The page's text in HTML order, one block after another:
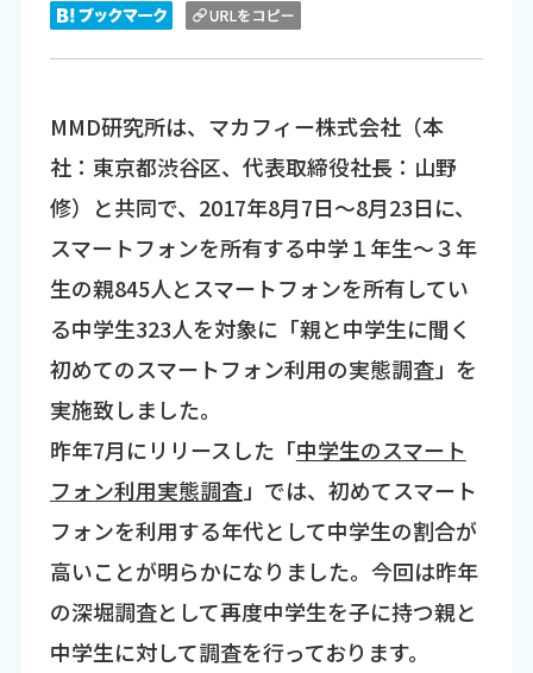
MMD研究所は、マカフィー株式会社（本
社：東京都渋谷区、代表取締役社長：山野
修）と共同で、2017年8月7日～8月23日に、
スマートフォンを所有する中学１年生～３年
生の親845人とスマートフォンを所有してい
る中学生323人を対象に「親と中学生に聞く
初めてのスマートフォン利用の実態調査」を
実施致しました。
昨年7月にリリースした「中学生のスマート
フォン利用実態調査」では、初めてスマート
フォンを利用する年代として中学生の割合が
高いことが明らかになりました。今回は昨年
の深堀調査として再度中学生を子に持つ親と
中学生に対して調査を行っております。